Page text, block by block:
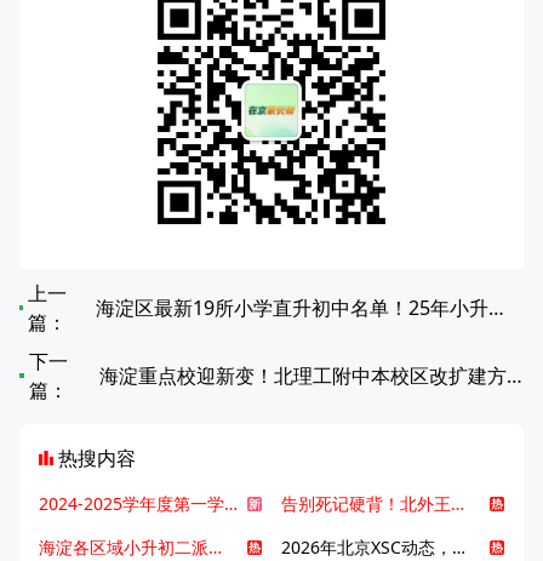
上一
篇：
海淀区最新19所小学直升初中名单！25年小升初家长必看
下一
篇：
海淀重点校迎新变！北理工附中本校区改扩建方案落地
热搜内容
2024-2025学年度第一学期北京各区期末考试真题试卷汇总
告别死记硬背！北外王牌精读词汇课，帮孩子突破英语词汇难关
海淀各区域小升初二派全攻略合集！区域一至五志愿填报、升学策略详解
2026年北京XSC动态，持续更新中ing...